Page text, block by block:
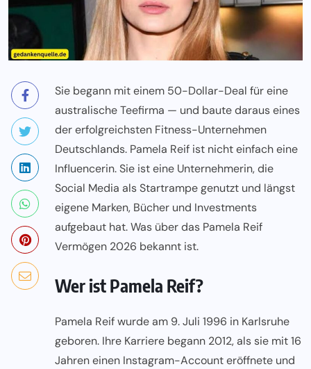
Sie begann mit einem 50-Dollar-Deal für eine
australische Teefirma — und baute daraus eines
der erfolgreichsten Fitness-Unternehmen
Deutschlands. Pamela Reif ist nicht einfach eine
Influencerin. Sie ist eine Unternehmerin, die
Social Media als Startrampe genutzt und längst
eigene Marken, Bücher und Investments
aufgebaut hat. Was über das Pamela Reif
Vermögen 2026 bekannt ist.
Wer ist Pamela Reif?
Pamela Reif wurde am 9. Juli 1996 in Karlsruhe
geboren. Ihre Karriere begann 2012, als sie mit 16
Jahren einen Instagram-Account eröffnete und